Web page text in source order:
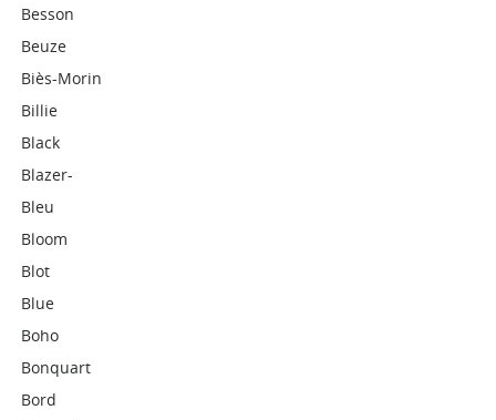
Besson
Beuze
Biès-Morin
Billie
Black
Blazer-
Bleu
Bloom
Blot
Blue
Boho
Bonquart
Bord